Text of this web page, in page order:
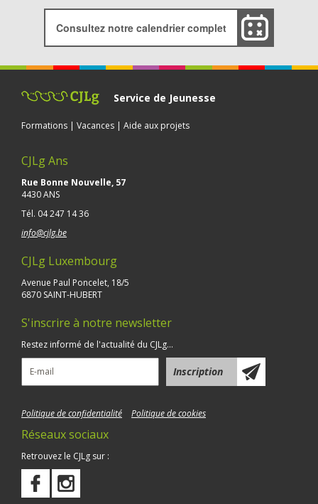
Consultez notre calendrier complet
Service de Jeunesse
Formations | Vacances | Aide aux projets
CJLg Ans
Rue Bonne Nouvelle, 57
4430 ANS
Tél. 04 247 14 36
info@cjlg.be
CJLg Luxembourg
Avenue Paul Poncelet, 18/5
6870 SAINT-HUBERT
S'inscrire à notre newsletter
Restez informé de l'actualité du CJLg...
Politique de confidentialité Politique de cookies
Réseaux sociaux
Retrouvez le CJLg sur :